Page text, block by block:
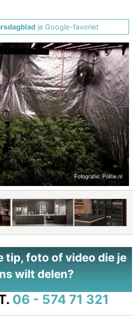
je Google-favoriet
tip, foto of video die je
wilt delen?
06 - 574 71 321